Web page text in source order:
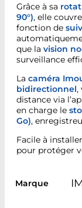
Grâce à sa
90°), elle
fonction de
que la vision
surveillance
La caméra
bidirectionnel,
distance via
en charge le
Go),
Facile à
pour protéger
Marque